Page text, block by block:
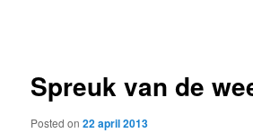
content
Spreuk van de
Posted on22 april 2013